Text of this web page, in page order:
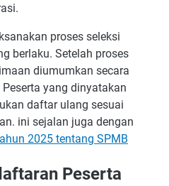
proses seleksi
berlaku. Setelah proses
diumumkan secara
yang dinyatakan
daftar ulang sesuai
ini sejalan juga dengan
2025 tentang SPMB
Peserta